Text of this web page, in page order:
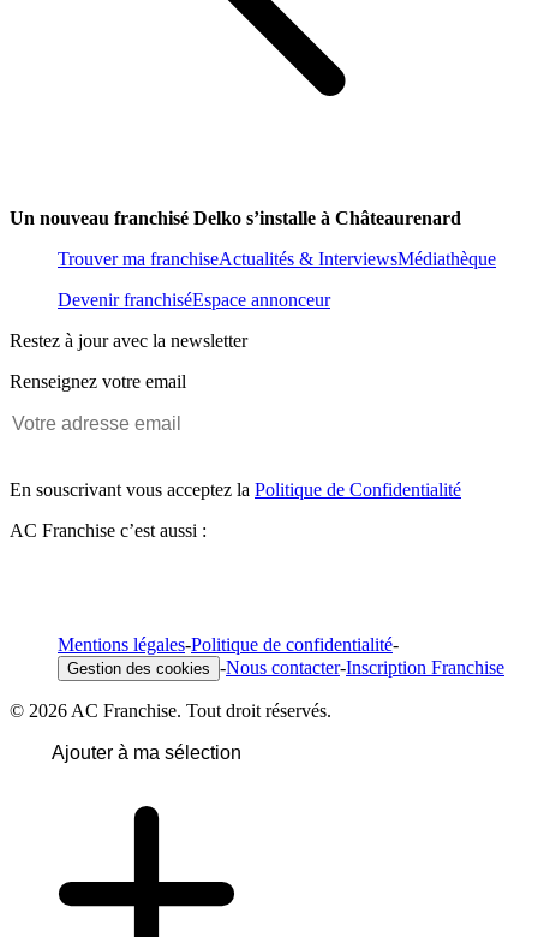
Un nouveau franchisé Delko s’installe à Châteaurenard
Trouver ma franchiseActualités & InterviewsMédiathèque
Devenir franchiséEspace annonceur
Restez à jour avec la newsletter
Renseignez votre email
En souscrivant vous acceptez la Politique de Confidentialité
AC Franchise c’est aussi :
Mentions légales-Politique de confidentialité-
Gestion des cookies -Nous contacter-Inscription Franchise
© 2026 AC Franchise. Tout droit réservés.
Ajouter à ma sélection